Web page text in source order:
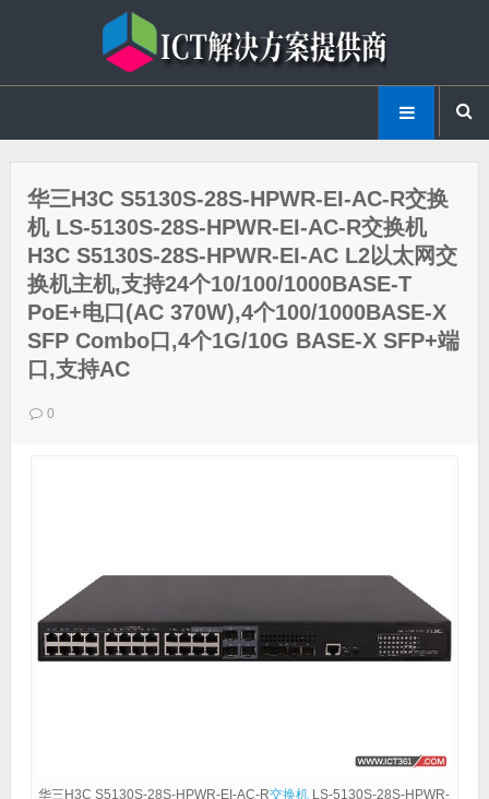
华三H3C S5130S-28S-HPWR-EI-AC-R交换
机 LS-5130S-28S-HPWR-EI-AC-R交换机
H3C S5130S-28S-HPWR-EI-AC L2以太网交
换机主机,支持24个10/100/1000BASE-T
PoE+电口(AC 370W),4个100/1000BASE-X
SFP Combo口,4个1G/10G BASE-X SFP+端
口,支持AC
0
华三H3C S5130S-28S-HPWR-EI-AC-R交换机 LS-5130S-28S-HPWR-